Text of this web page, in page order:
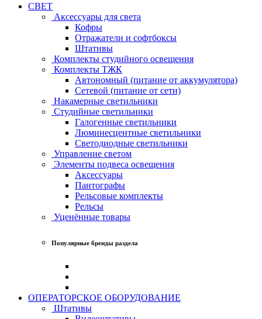
СВЕТ
Аксессуары для света
Кофры
Отражатели и софтбоксы
Штативы
Комплекты студийного освещения
Комплекты ТЖК
Автономный (питание от аккумулятора)
Сетевой (питание от сети)
Накамерные светильники
Студийные светильники
Галогенные светильники
Люминесцентные светильники
Светодиодные светильники
Управление светом
Элементы подвеса освещения
Аксессуары
Пантографы
Рельсовые комплекты
Рельсы
Уценённые товары
Популярные бренды раздела
ОПЕРАТОРСКОЕ ОБОРУДОВАНИЕ
Штативы